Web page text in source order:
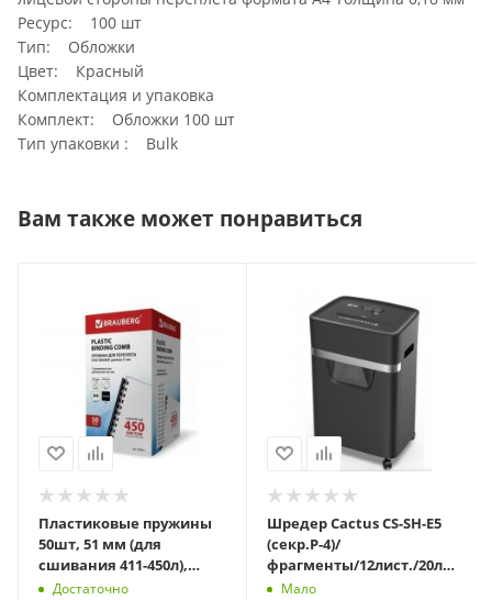
Ресурс: 100 шт
Тип: Обложки
Цвет: Красный
Комплектация и упаковка
Комплект: Обложки 100 шт
Тип упаковки : Bulk
Вам также может понравиться
Пластиковые пружины
50шт, 51 мм (для
сшивания 411-450л),
черные, BRAUBERG
Достаточно
Шредер Cactus CS-SH-E5
(секр.P-4)/
фрагменты/12лист./20лтр./
скрепки/скобы/пл.карты
Мало